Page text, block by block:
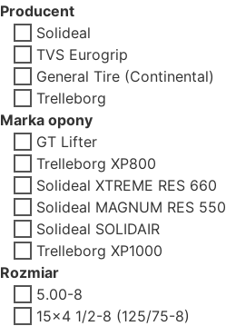
Producent
Solideal
TVS Eurogrip
General Tire (Continental)
Trelleborg
Marka opony
GT Lifter
Trelleborg XP800
Solideal XTREME RES 660
Solideal MAGNUM RES 550
Solideal SOLIDAIR
Trelleborg XP1000
Rozmiar
5.00-8
15x4 1/2-8 (125/75-8)